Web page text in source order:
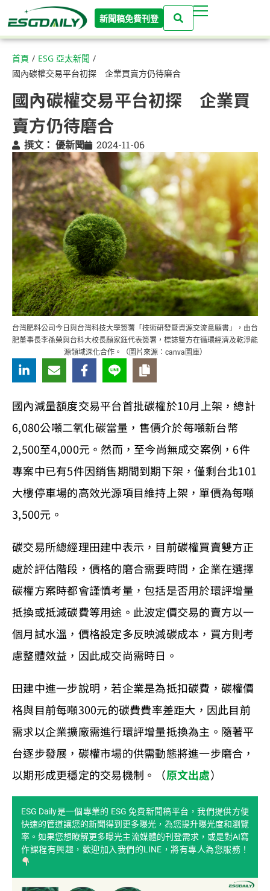
新聞稿免費刊登
首頁 / ESG 亞太新聞 /
國內碳權交易平台初探 企業買賣方仍待磨合
國內碳權交易平台初探 企業買
賣方仍待磨合
撰文： 優新聞 2024-11-06
台灣肥料公司今日與台灣科技大學簽署「技術研發暨資源交流意願書」，由台
肥董事長李孫榮與台科大校長顏家鈺代表簽署，標誌雙方在循環經濟及乾淨能
源領域深化合作。（圖片來源：canva圖庫）
國內減量額度交易平台首批碳權於10月上架，總計
6,080公噸二氧化碳當量，售價介於每噸新台幣
2,500至4,000元。然而，至今尚無成交案例，6件
專案中已有5件因銷售期間到期下架，僅剩台北101
大樓停車場的高效光源項目維持上架，單價為每噸
3,500元。
碳交易所總經理田建中表示，目前碳權買賣雙方正
處於評估階段，價格的磨合需要時間，企業在選擇
碳權方案時都會謹慎考量，包括是否用於環評增量
抵換或抵減碳費等用途。此波定價交易的賣方以一
個月試水溫，價格設定多反映減碳成本，買方則考
慮整體效益，因此成交尚需時日。
田建中進一步說明，若企業是為抵扣碳費，碳權價
格與目前每噸300元的碳費費率差距大，因此目前
需求以企業擴廠需進行環評增量抵換為主。隨著平
台逐步發展，碳權市場的供需動態將進一步磨合，
以期形成更穩定的交易機制。（原文出處）
ESG Daily是一個專業的 ESG 免費新聞稿平台，我們提供方便
快速的管道讓您的新聞得到更多曝光，為您提升曝光度和瀏覽
率。如果您想瞭解更多曝光主流媒體的刊登需求，或是對AI寫
作課程有興趣，歡迎加入我們的LINE，將有專人為您服務！